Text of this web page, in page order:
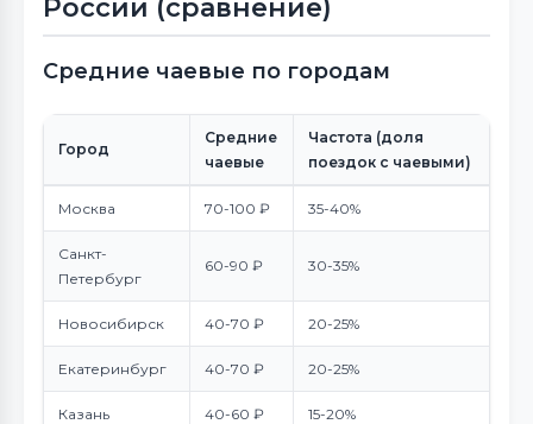
России (сравнение)
Средние чаевые по городам
Город
Средние
чаевые
Частота (доля
поездок с чаевыми)
Москва 70-100 ₽ 35-40%
Санкт-
Петербург
60-90 ₽ 30-35%
Новосибирск 40-70 ₽ 20-25%
Екатеринбург 40-70 ₽ 20-25%
Казань 40-60 ₽ 15-20%